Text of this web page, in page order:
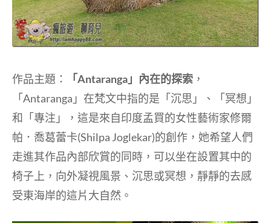
作品主題： 「Antaranga」內在的探索 ，
「Antaranga」在梵文中指的是「沉思」、「冥想」
和「專注」，這是來自印度孟買的女性藝術家修爾
帕．喬葛蕾卡(Shilpa Joglekar)的創作，她希望人們
走進其作品內部欣賞的同時，可以坐在設置其中的
椅子上，向外凝視風景、沉思或冥想，靜靜的去感
受東海岸的這片大自然。